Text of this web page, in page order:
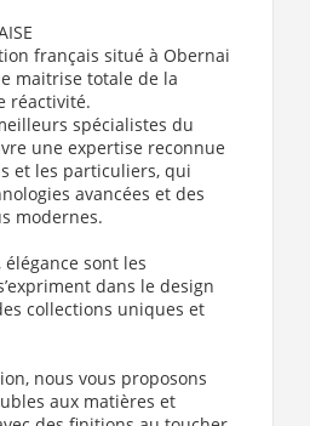
français situé à Obernai
maitrise totale de la
réactivité.
spécialistes du
une expertise reconnue
et les particuliers, qui
avancées et des
modernes.
sont les
dans le design
collections uniques et
nous vous proposons
aux matières et